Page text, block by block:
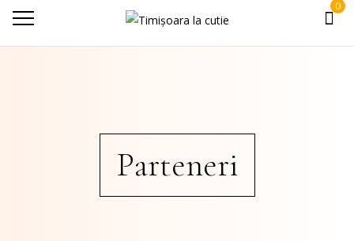
0
Parteneri